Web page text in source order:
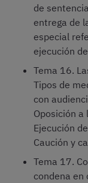
de
entrega de
especial
ejecución
Tema 16.
Tipos de
con
Oposición a
Ejecución
Caución y
Tema 17.
condena en